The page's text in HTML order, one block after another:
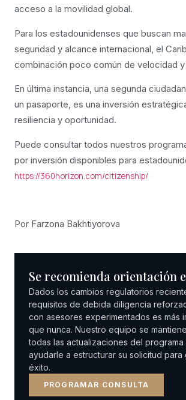
acceso a la movilidad global.
Para los estadounidenses que buscan
seguridad y alcance internacional, el
combinación poco común de velocidad
En última instancia, una segunda
un pasaporte, es una inversión
resiliencia y oportunidad.
Puede consultar todos nuestros
por inversión disponibles para
https://360horizon.com/citizenship/
Por Farzona Bakhtiyorova
Se recomienda orientación
Dados los cambios regulatorios
requisitos de debida diligencia
con asesores experimentados es más
que nunca. Nuestro equipo se
todas las actualizaciones del
ayudarle a estructurar su solicitud para
éxito.
PROGRAMAR CONSULTA